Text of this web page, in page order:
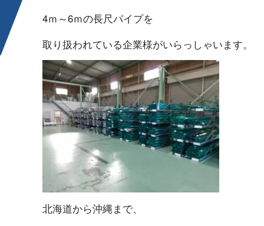
4ｍ～6ｍの長尺 パ イ プ を
取り扱われている企業様がいらっしゃ い ま す 。
北海道から沖 縄 ま で 、